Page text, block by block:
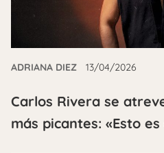
ADRIANA DIEZ 13/04/2026
Carlos Rivera se
más picantes: «Esto